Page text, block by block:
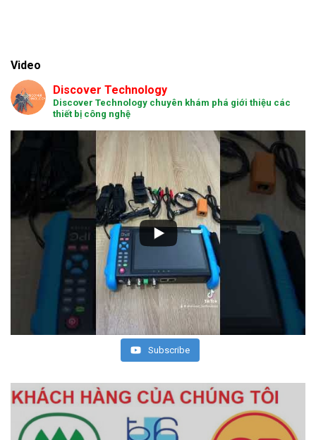
Video
Discover Technology
Discover Technology chuyên khám phá giới thiệu các
thiết bị công nghệ
Subscribe